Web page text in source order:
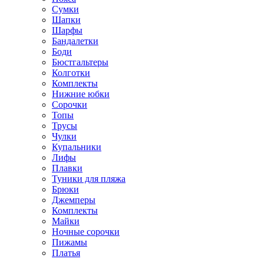
Сумки
Шапки
Шарфы
Бандалетки
Боди
Бюстгальтеры
Колготки
Комплекты
Нижние юбки
Сорочки
Топы
Трусы
Чулки
Купальники
Лифы
Плавки
Туники для пляжа
Брюки
Джемперы
Комплекты
Майки
Ночные сорочки
Пижамы
Платья